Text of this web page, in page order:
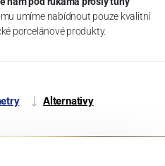
umíme nabídnout pouze kvalitní
porcelánové produkty.
Alternativy